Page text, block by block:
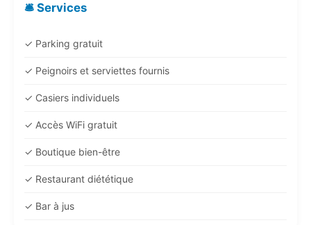
🛎️ Services
✓ Parking gratuit
✓ Peignoirs et serviettes fournis
✓ Casiers individuels
✓ Accès WiFi gratuit
✓ Boutique bien-être
✓ Restaurant diététique
✓ Bar à jus